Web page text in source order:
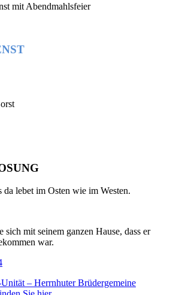
mit Abendmahlsfeier
lebet im Osten wie im Westen.
sich mit seinem ganzen Hause, dass er
war.
– Herrnhuter Brüdergemeine